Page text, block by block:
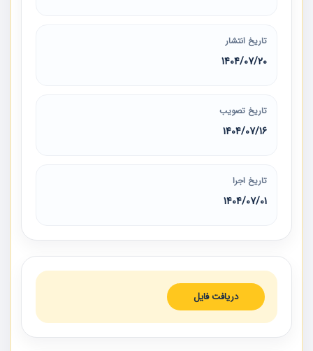
تاریخ انتشار
1404/07/20
تاریخ تصویب
1404/07/16
تاریخ اجرا
1404/07/01
دریافت فایل